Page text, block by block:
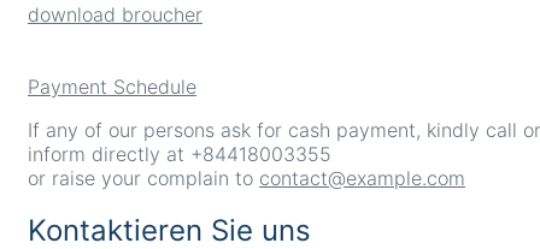
download broucher
Payment Schedule
If any of our persons ask for cash payment, kindly call or
inform directly at +84418003355
or raise your complain to contact@example.com
Kontaktieren Sie uns